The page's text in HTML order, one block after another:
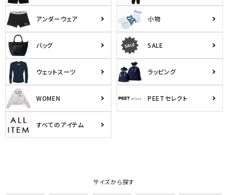
アンダーウェア 小物
バッグ SALE
ウェットスーツ ラッピング
WOMEN PEETセレクト
すべてのアイテム
サイズから探す